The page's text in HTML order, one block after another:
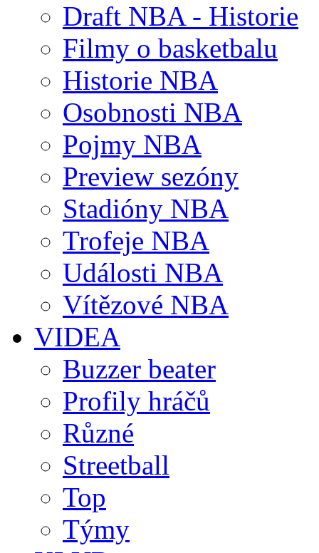
Draft NBA - Historie
Filmy o basketbalu
Historie NBA
Osobnosti NBA
Pojmy NBA
Preview sezóny
Stadióny NBA
Trofeje NBA
Události NBA
Vítězové NBA
VIDEA
Buzzer beater
Profily hráčů
Různé
Streetball
Top
Týmy